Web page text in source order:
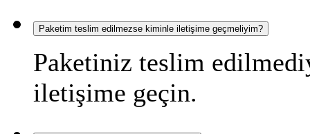
Paketim teslim edilmezse kiminle iletişime geçmeliyim?
Paketiniz teslim
iletişime geçin.